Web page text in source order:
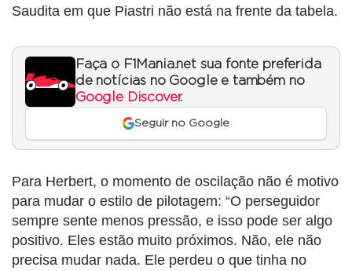
Saudita em que Piastri não está na frente da tabela.
Faça o F1Mania.net sua fonte preferida
de notícias no Google e também no
Google Discover.
Seguir no Google
Para Herbert, o momento de oscilação não é motivo
para mudar o estilo de pilotagem: “O perseguidor
sempre sente menos pressão, e isso pode ser algo
positivo. Eles estão muito próximos. Não, ele não
precisa mudar nada. Ele perdeu o que tinha no